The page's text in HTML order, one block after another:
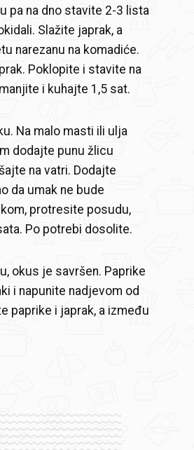
pa na dno stavite 2-3 lista
Slažite japrak, a
narezanu na komadiće.
Poklopite i stavite na
i kuhajte 1,5 sat.
Na malo masti ili ulja
dodajte punu žlicu
na vatri. Dodajte
da umak ne bude
protresite posudu,
Po potrebi dosolite.
okus je savršen. Paprike
i napunite nadjevom od
paprike i japrak, a između